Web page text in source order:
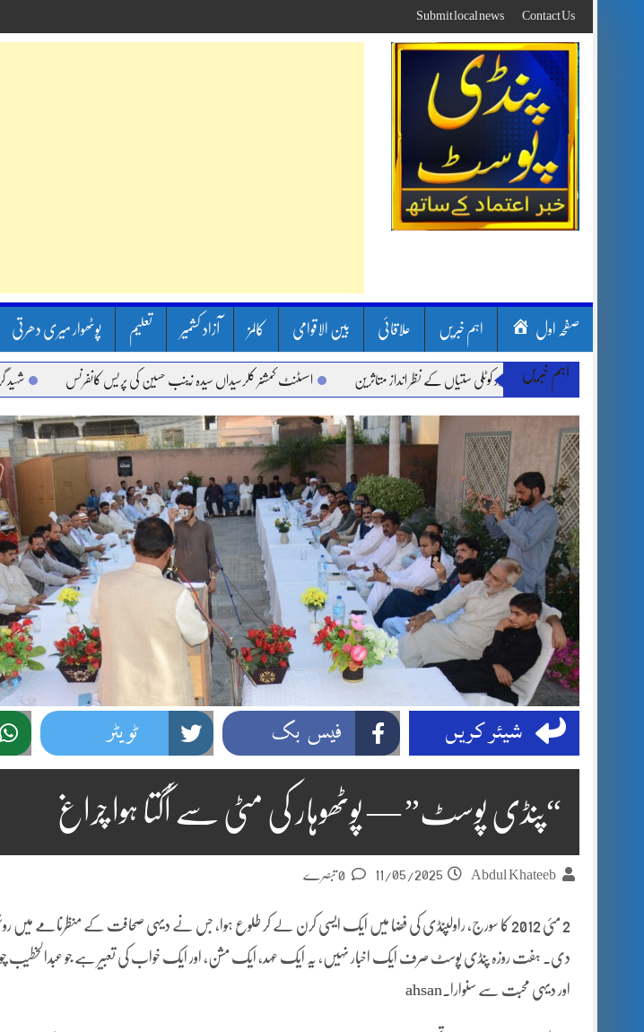
to
content
Contact Us
Submit local news
صفحہ اول اہم خبریں علاقائی بین الاقوامی کالمز آزاد کشمیر تعلیم پوٹھوار میری دھرتی
اہم خبریں
لینڈ سلائیڈنگ اور کوٹلی ستیاں کے نظر انداز متاثرین اسسٹنٹ کمشنر کلرسیداں سیدہ زینب حسین کی پریس کانفرنس شہید گر وپ
شیئر کریں فیس بک ٹویٹر
“پنڈی پوسٹ” — پوٹھوہار کی مٹی سے اُگتا ہوا چراغ
Abdul Khateeb
11/05/2025
2 مئی 2012 کا سورج، راولپنڈی کی فضا میں ایک ایسی کرن لے کر طلوع ہوا، جس نے دیہی صحافت کے منظرنامے میں
دی۔ ہفت روزہ پنڈی پوسٹ صرف ایک اخبار نہیں، یہ ایک عہد، ایک مشن، اور ایک خواب کی تعبیر ہے جو عبدالخطیب
اور دیہی محبت سے سنوارا۔ahsan